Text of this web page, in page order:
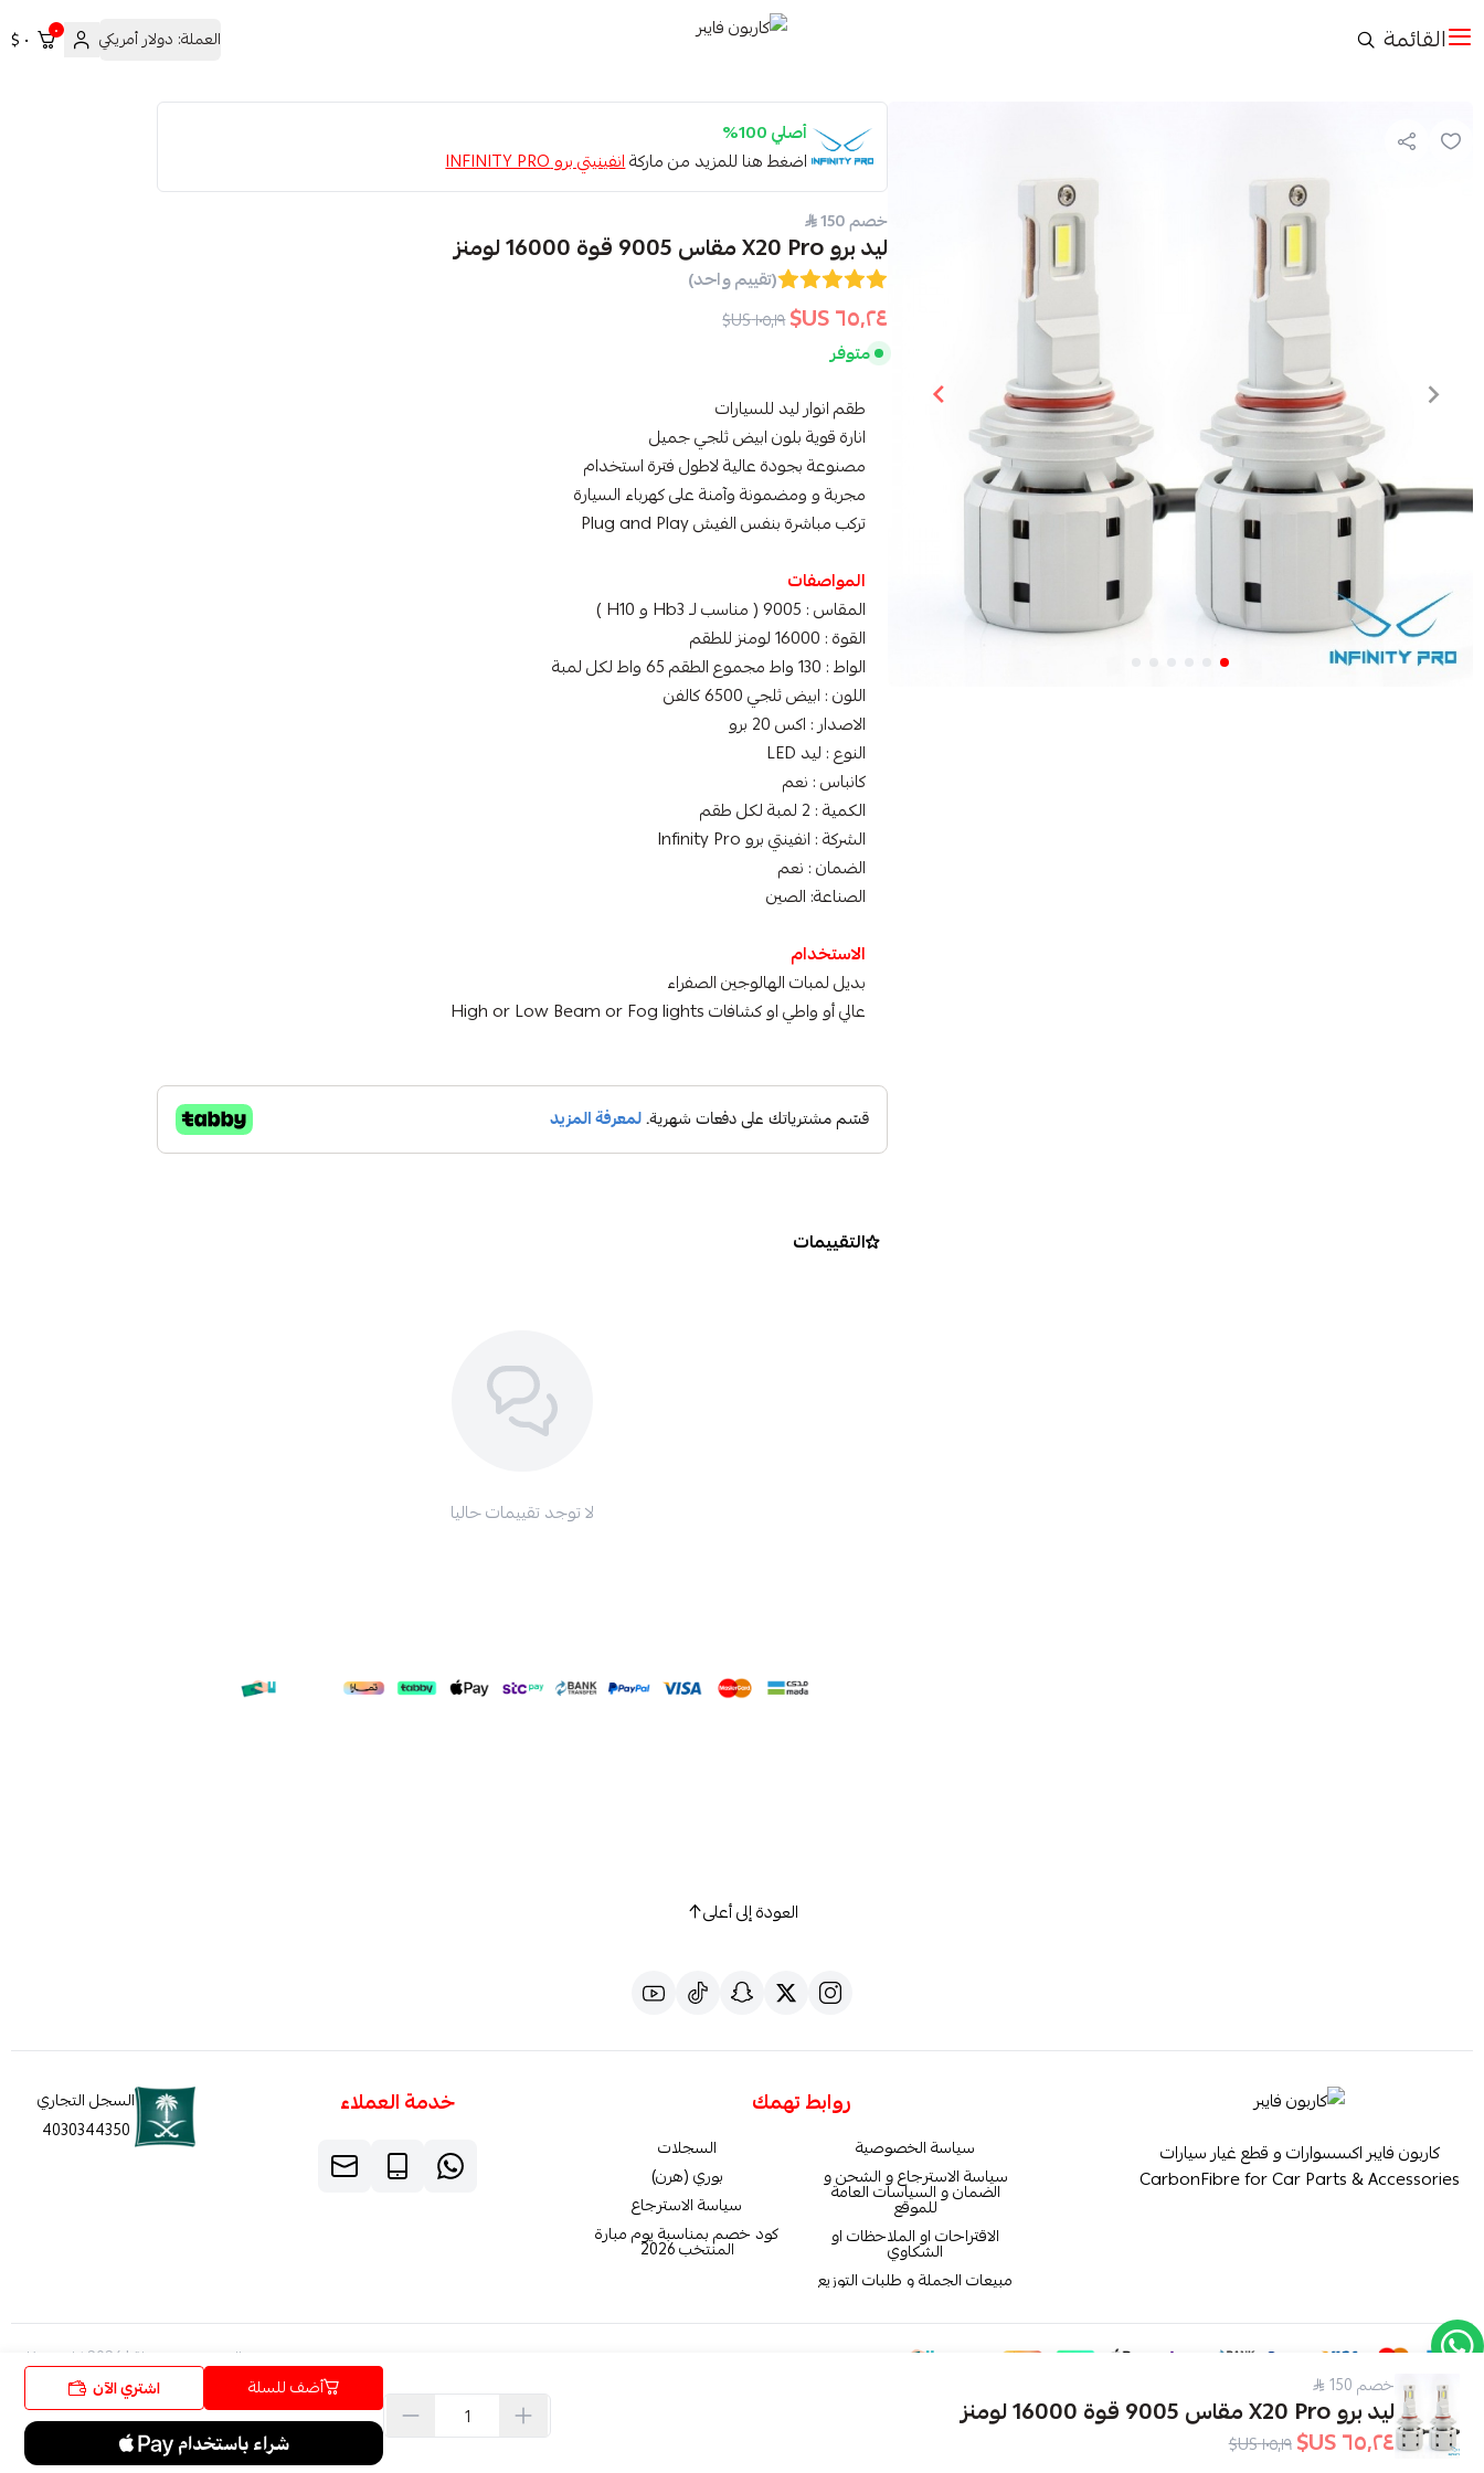
القائمة العملة: دولار أمريكي ٠ ٠ $
أصلي 100%
اضغط هنا للمزيد من ماركةانفينيتي برو INFINITY PRO
خصم 150
ليد برو X20 Pro مقاس 9005 قوة 16000 لومنز
(تقييم واحد)
٦٥٫٢٤ US$
١٠٥٫١٩ US$
متوفر
طقم انوار ليد للسيارات
انارة قوية بلون ابيض ثلجي جميل
مصنوعة بجودة عالية لاطول فترة استخدام
مجربة و ومضمونة وآمنة على كهرباء السيارة
تركب مباشرة بنفس الفيش Plug and Play
المواصفات
المقاس : 9005 ( مناسب لـ Hb3 و H10 )
القوة : 16000 لومنز للطقم
الواط : 130 واط مجموع الطقم 65 واط لكل لمبة
اللون : ابيض ثلجي 6500 كالفن
الاصدار : اكس 20 برو
النوع : ليد LED
كانباس : نعم
الكمية : 2 لمبة لكل طقم
الشركة : انفينتي برو Infinity Pro
الضمان : نعم
الصناعة: الصين
الاستخدام
بديل لمبات الهالوجين الصفراء
عالي أو واطي او كشافات High or Low Beam or Fog lights
خصم 150
ليد برو X20 Pro مقاس 9005 قوة 16000 لومنز
٦٥٫٢٤ US$ ١٠٥٫١٩ US$
أضف للسلة اشتري الآن
التقييمات
لا توجد تقييمات حاليا
العودة إلى أعلى
كاربون فايبر اكسسوارات و قطع غيار سيارات
CarbonFibre for Car Parts & Accessories
روابط تهمك
سياسة الخصوصية
سياسة الاسترجاع و الشحن و
الضمان و السياسات العامة
للموقع
الاقتراحات او الملاحظات او
الشكاوي
مبيعات الجملة و طلبات التوزيع
السجلات
بوري (هرن)
سياسة الاسترجاع
كود خصم بمناسبة يوم مبارة
المنتخب 2026
خدمة العملاء
السجل التجاري
4030344350
الحقوق محفوظة | 2026 كاربون فايبر